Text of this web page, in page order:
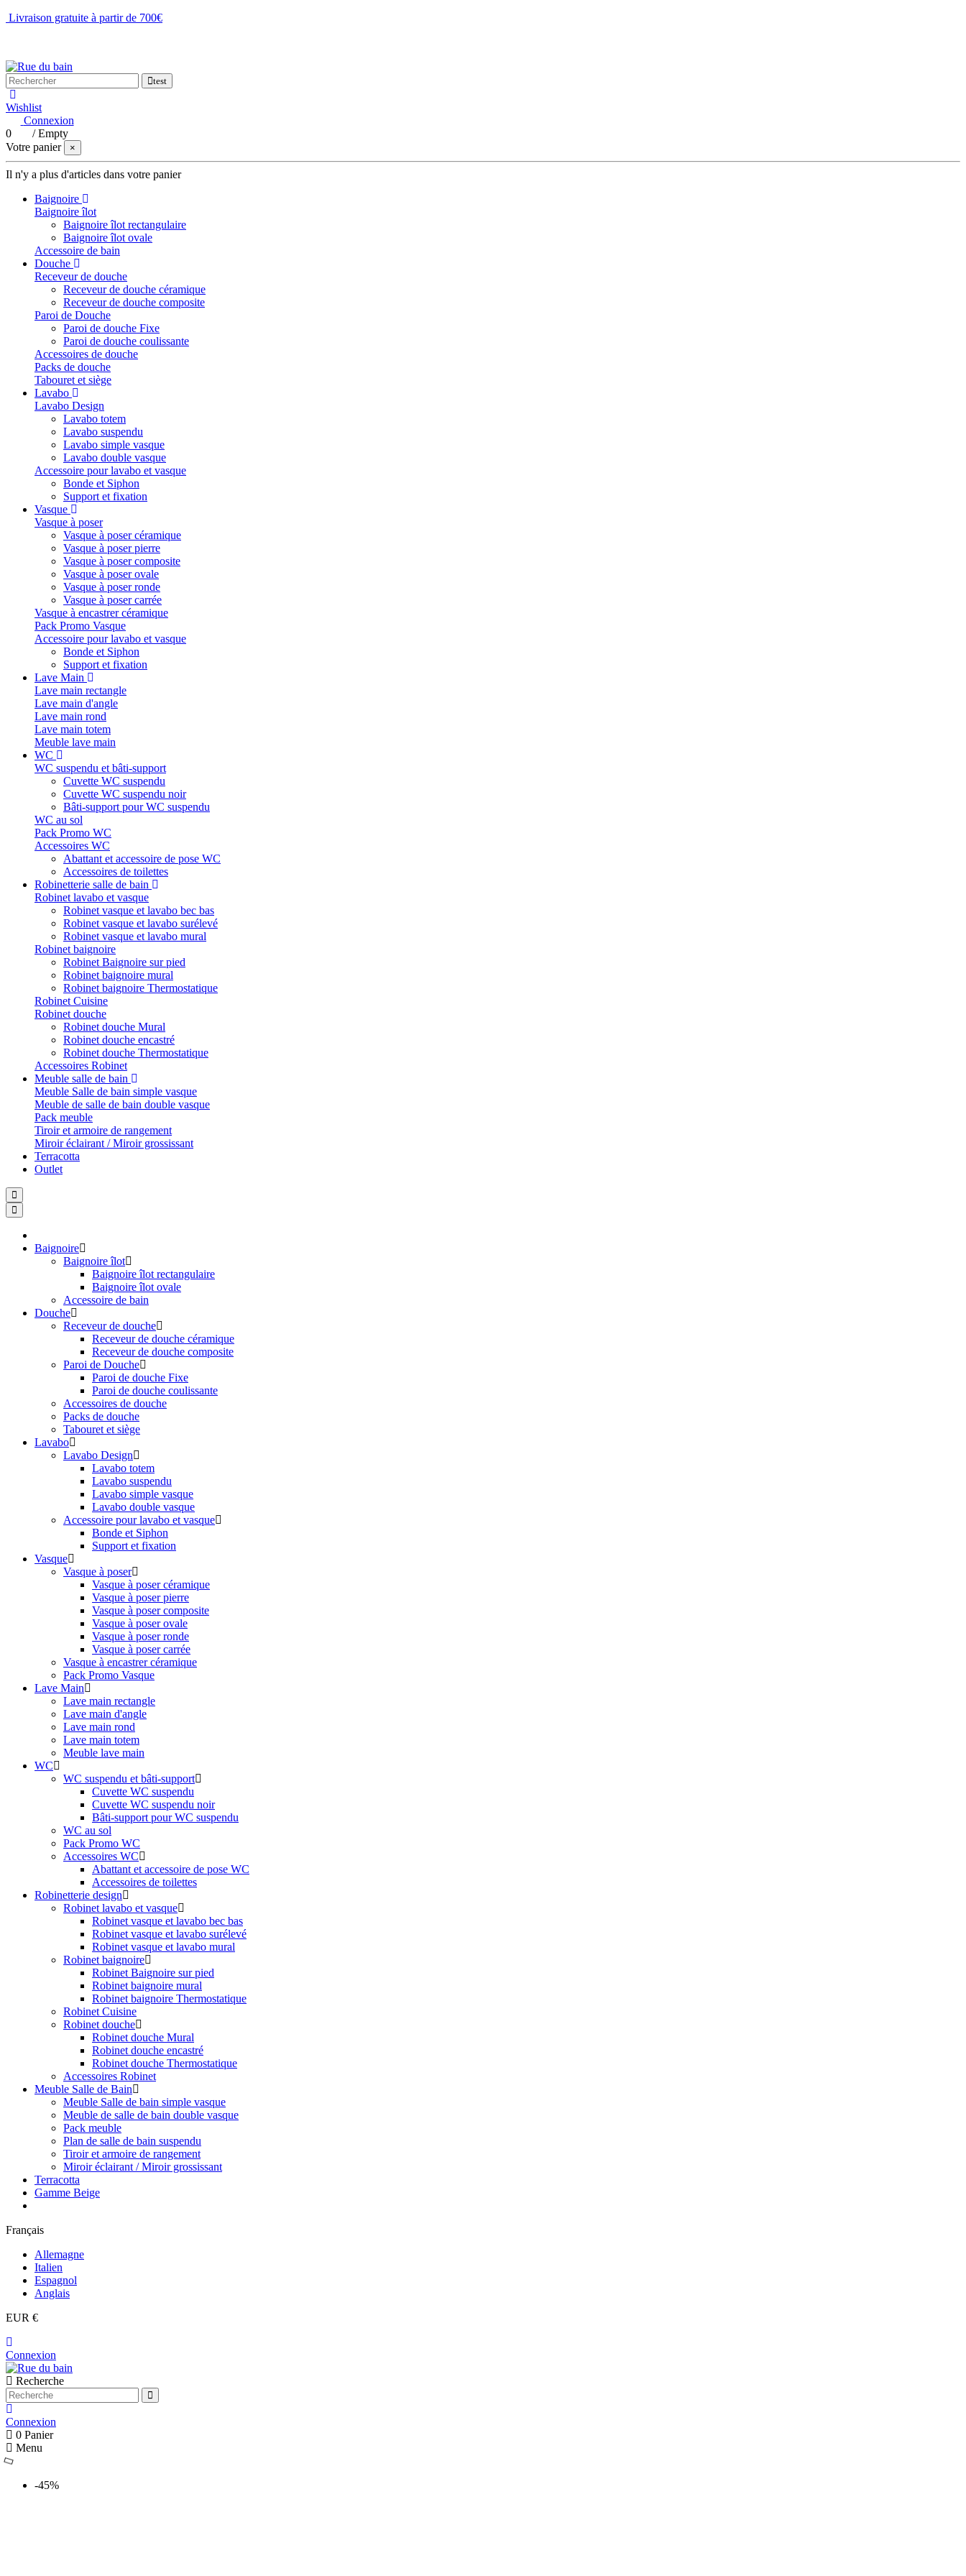
Livraison gratuite à partir de 700€
test
Wishlist
Connexion
0
/Empty
Votre panier
×
Il n'y a plus d'articles dans votre panier
Baignoire
Baignoire îlot
Baignoire îlot rectangulaire
Baignoire îlot ovale
Accessoire de bain
Douche
Receveur de douche
Receveur de douche céramique
Receveur de douche composite
Paroi de Douche
Paroi de douche Fixe
Paroi de douche coulissante
Accessoires de douche
Packs de douche
Tabouret et siège
Lavabo
Lavabo Design
Lavabo totem
Lavabo suspendu
Lavabo simple vasque
Lavabo double vasque
Accessoire pour lavabo et vasque
Bonde et Siphon
Support et fixation
Vasque
Vasque à poser
Vasque à poser céramique
Vasque à poser pierre
Vasque à poser composite
Vasque à poser ovale
Vasque à poser ronde
Vasque à poser carrée
Vasque à encastrer céramique
Pack Promo Vasque
Accessoire pour lavabo et vasque
Bonde et Siphon
Support et fixation
Lave Main
Lave main rectangle
Lave main d'angle
Lave main rond
Lave main totem
Meuble lave main
WC
WC suspendu et bâti-support
Cuvette WC suspendu
Cuvette WC suspendu noir
Bâti-support pour WC suspendu
WC au sol
Pack Promo WC
Accessoires WC
Abattant et accessoire de pose WC
Accessoires de toilettes
Robinetterie salle de bain
Robinet lavabo et vasque
Robinet vasque et lavabo bec bas
Robinet vasque et lavabo surélevé
Robinet vasque et lavabo mural
Robinet baignoire
Robinet Baignoire sur pied
Robinet baignoire mural
Robinet baignoire Thermostatique
Robinet Cuisine
Robinet douche
Robinet douche Mural
Robinet douche encastré
Robinet douche Thermostatique
Accessoires Robinet
Meuble salle de bain
Meuble Salle de bain simple vasque
Meuble de salle de bain double vasque
Pack meuble
Tiroir et armoire de rangement
Miroir éclairant / Miroir grossissant
Terracotta
Outlet
Baignoire
Baignoire îlot
Baignoire îlot rectangulaire
Baignoire îlot ovale
Accessoire de bain
Douche
Receveur de douche
Receveur de douche céramique
Receveur de douche composite
Paroi de Douche
Paroi de douche Fixe
Paroi de douche coulissante
Accessoires de douche
Packs de douche
Tabouret et siège
Lavabo
Lavabo Design
Lavabo totem
Lavabo suspendu
Lavabo simple vasque
Lavabo double vasque
Accessoire pour lavabo et vasque
Bonde et Siphon
Support et fixation
Vasque
Vasque à poser
Vasque à poser céramique
Vasque à poser pierre
Vasque à poser composite
Vasque à poser ovale
Vasque à poser ronde
Vasque à poser carrée
Vasque à encastrer céramique
Pack Promo Vasque
Lave Main
Lave main rectangle
Lave main d'angle
Lave main rond
Lave main totem
Meuble lave main
WC
WC suspendu et bâti-support
Cuvette WC suspendu
Cuvette WC suspendu noir
Bâti-support pour WC suspendu
WC au sol
Pack Promo WC
Accessoires WC
Abattant et accessoire de pose WC
Accessoires de toilettes
Robinetterie design
Robinet lavabo et vasque
Robinet vasque et lavabo bec bas
Robinet vasque et lavabo surélevé
Robinet vasque et lavabo mural
Robinet baignoire
Robinet Baignoire sur pied
Robinet baignoire mural
Robinet baignoire Thermostatique
Robinet Cuisine
Robinet douche
Robinet douche Mural
Robinet douche encastré
Robinet douche Thermostatique
Accessoires Robinet
Meuble Salle de Bain
Meuble Salle de bain simple vasque
Meuble de salle de bain double vasque
Pack meuble
Plan de salle de bain suspendu
Tiroir et armoire de rangement
Miroir éclairant / Miroir grossissant
Terracotta
Gamme Beige
Français
Allemagne
Italien
Espagnol
Anglais
EUR €
Connexion
Recherche
Connexion
0 Panier
Menu
-45%